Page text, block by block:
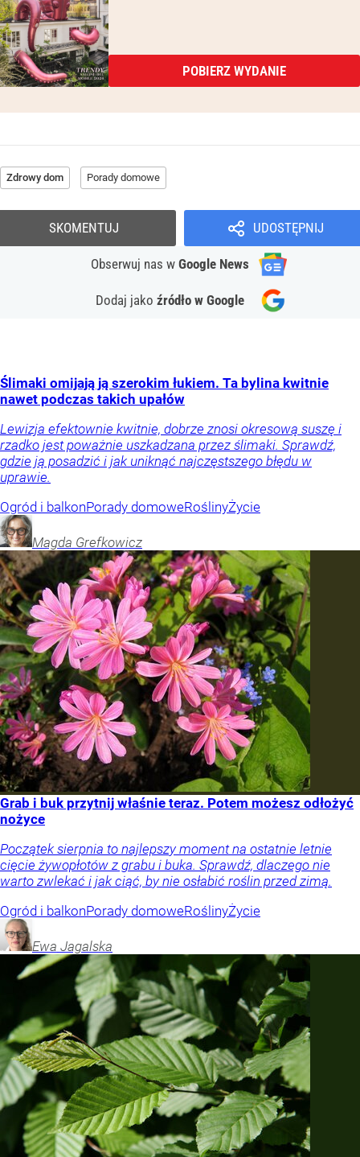
POBIERZ WYDANIE
Zdrowy dom Porady domowe
UDOSTĘPNIJ
Obserwuj nas w Google News
Dodaj jako źródło w Google
SKOMENTUJ
Ślimaki omijają ją szerokim łukiem. Ta bylina kwitnie
nawet podczas takich upałów
Lewizja efektownie kwitnie, dobrze znosi okresową suszę i
rzadko jest poważnie uszkadzana przez ślimaki. Sprawdź,
gdzie ją posadzić i jak uniknąć najczęstszego błędu w
uprawie.
Ogród i balkonPorady domoweRoślinyŻycie
Magda Grefkowicz
Grab i buk przytnij właśnie teraz. Potem możesz odłożyć
nożyce
Początek sierpnia to najlepszy moment na ostatnie letnie
cięcie żywopłotów z grabu i buka. Sprawdź, dlaczego nie
warto zwlekać i jak ciąć, by nie osłabić roślin przed zimą.
Ogród i balkonPorady domoweRoślinyŻycie
Ewa Jagalska